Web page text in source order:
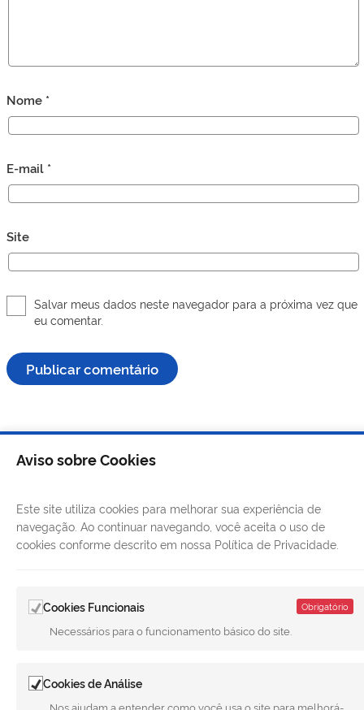
Nome *
E-mail *
Site
Salvar meus dados neste navegador para a próxima vez que
eu comentar.
LINKS ÚTEIS
MUNICÍPIO DE MERIDIANO
Aviso sobre Cookies
Este site utiliza cookies para melhorar sua experiência de
navegação. Ao continuar navegando, você aceita o uso de
cookies conforme descrito em nossa Política de Privacidade.
Cookies Funcionais Obrigatório
Necessários para o funcionamento básico do site.
Cookies de Análise
Nos ajudam a entender como você usa o site para melhorá-